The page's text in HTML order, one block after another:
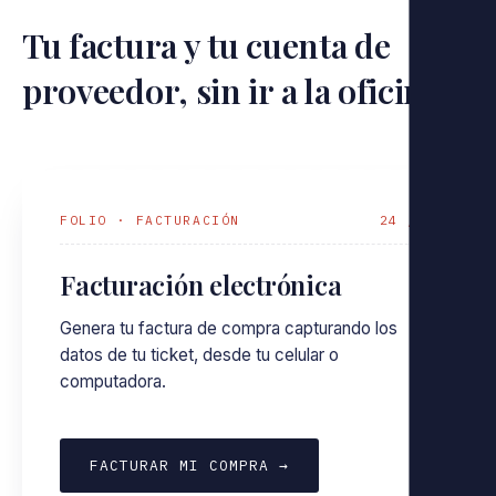
Tu factura y tu cuenta de
proveedor, sin ir a la oficina.
FOLIO · FACTURACIÓN 24 / 7
Facturación electrónica
Genera tu factura de compra capturando los
datos de tu ticket, desde tu celular o
computadora.
FACTURAR MI COMPRA →